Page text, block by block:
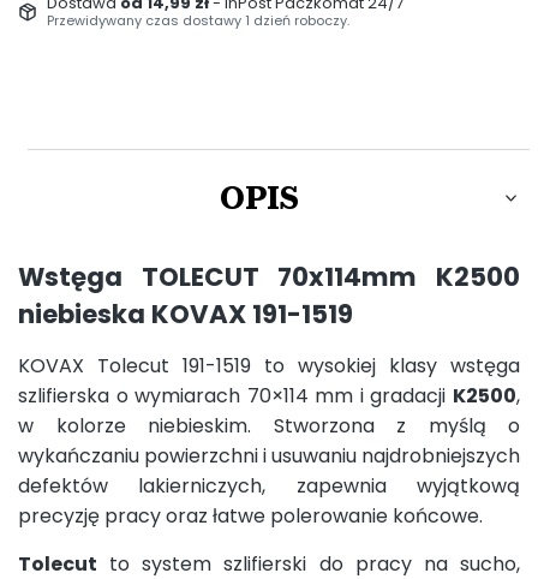
Przewidywany czas dostawy 1 dzień roboczy.
OPIS
Wstęga TOLECUT 70x114mm K2500
niebieska KOVAX 191-1519
KOVAX Tolecut 191-1519 to wysokiej klasy wstęga
szlifierska o wymiarach 70×114 mm i gradacji K2500,
w kolorze niebieskim. Stworzona z myślą o
wykańczaniu powierzchni i usuwaniu najdrobniejszych
defektów lakierniczych, zapewnia wyjątkową
precyzję pracy oraz łatwe polerowanie końcowe.
Tolecut to system szlifierski do pracy na sucho,